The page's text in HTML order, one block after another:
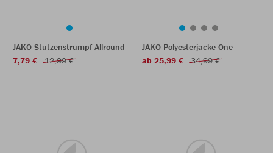
JAKO Stutzenstrumpf Allround
7,79 €
12,99 €
JAKO Polyesterjacke One
ab 25,99 €
34,99 €